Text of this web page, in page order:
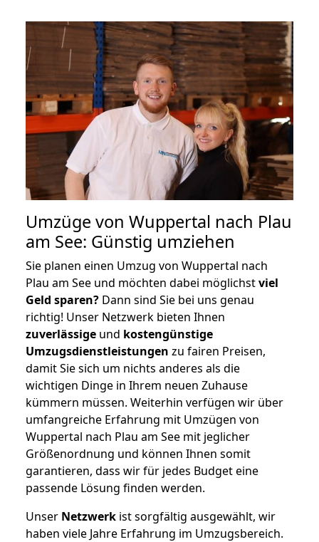
Umzüge von Wuppertal nach Plau
am See: Günstig umziehen
Sie planen einen Umzug von Wuppertal nach
Plau am See und möchten dabei möglichstviel
Geld sparen? Dann sind Sie bei uns genau
richtig! Unser Netzwerk bieten Ihnen
zuverlässige und kostengünstige
Umzugsdienstleistungen zu fairen Preisen,
damit Sie sich um nichts anderes als die
wichtigen Dinge in Ihrem neuen Zuhause
kümmern müssen. Weiterhin verfügen wir über
umfangreiche Erfahrung mit Umzügen von
Wuppertal nach Plau am See mit jeglicher
Größenordnung und können Ihnen somit
garantieren, dass wir für jedes Budget eine
passende Lösung finden werden.
Unser Netzwerk ist sorgfältig ausgewählt, wir
haben viele Jahre Erfahrung im Umzugsbereich.